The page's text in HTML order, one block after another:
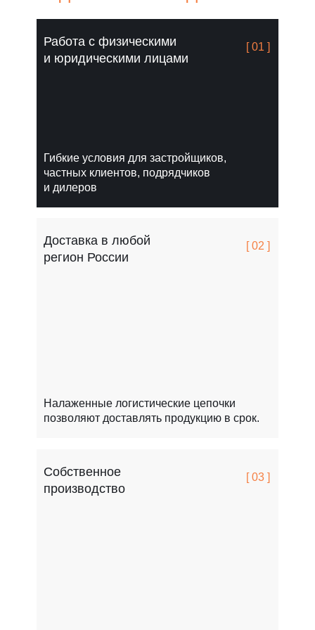
Гибкие условия для застройщиков,
частных клиентов, подрядчиков
и дилеров
Работа с физическими
и юридическими лицами
[ 01 ]
Собственное
производство
[ 03 ]
Налаженные логистические цепочки
позволяют доставлять продукцию в срок.
Доставка в любой
регион России
[ 02 ]